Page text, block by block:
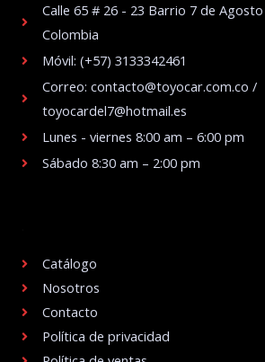
Calle 65 # 26 - 23 Barrio 7 de
Colombia
Móvil: (+57) 3133342461
Correo: contacto@toyocar.com.co /
toyocardel7@hotmail.es
Lunes - viernes 8:00 am – 6:00 pm
Sábado 8:30 am – 2:00 pm
Catálogo
Nosotros
Contacto
Política de privacidad